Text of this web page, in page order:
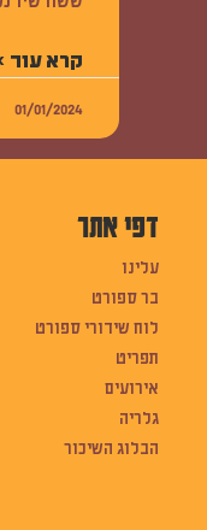
קרא עוד
01/01/2024
דפי אתר
עלינו
בר ספורט
לוח שידורי ספורט
תפריט
אירועים
גלריה
הבלוג השיכור